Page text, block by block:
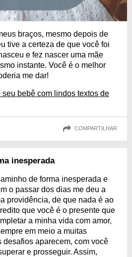
braços, mesmo depois de
tive a certeza de que você foi
e fez nascer uma mãe
instante. Você é o melhor
me dar!
seu bebê com lindos textos de
COMPARTILHAR
inesperada
de forma inesperada e
o passar dos dias me deu a
providência, de que nada é ao
que você é o presente que
a minha vida com amor,
em meio a muitas
desafios aparecem, com você
e prosseguir. Assim,